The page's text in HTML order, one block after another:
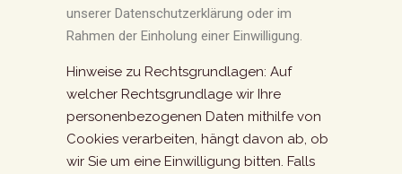
unserer Datenschutzerklärung oder im
Rahmen der Einholung einer Einwilligung.
Hinweise zu Rechtsgrundlagen: Auf
welcher Rechtsgrundlage wir Ihre
personenbezogenen Daten mithilfe von
Cookies verarbeiten, hängt davon ab, ob
wir Sie um eine Einwilligung bitten. Falls